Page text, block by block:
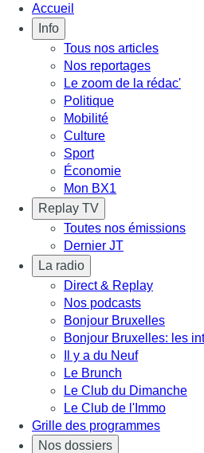
Accueil
Info
Tous nos articles
Nos reportages
Le zoom de la rédac'
Politique
Mobilité
Culture
Sport
Économie
Mon BX1
Replay TV
Toutes nos émissions
Dernier JT
La radio
Direct & Replay
Nos podcasts
Bonjour Bruxelles
Bonjour Bruxelles: les
Il y a du Neuf
Le Brunch
Le Club du Dimanche
Le Club de l'Immo
Grille des programmes
Nos dossiers